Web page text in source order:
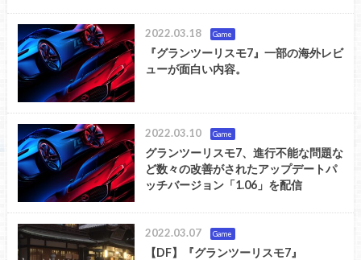
2022.03.18 Game
『グランツーリスモ7』一部の海外レビ
ューが面白い内容。
2022.03.10 Game
グランツーリスモ7、進行不能な問題な
ど数々の改善がされたアップデートパ
ッチバージョン「1.06」を配信
2022.03.07 Game
【DF】『グランツーリスモ7』